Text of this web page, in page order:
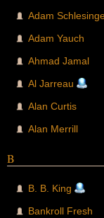
Adam
Adam Yauch
Ahmad Jamal
Al Jarreau
Alan Curtis
Alan Merrill
B
B. B. King
Bankroll Fresh